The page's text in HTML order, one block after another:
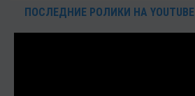
ПОСЛЕДНИЕ РОЛИКИ НА YOUTUBE